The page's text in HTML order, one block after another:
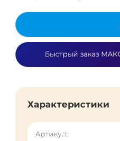
Быстрый заказ
Характеристики
Артикул: